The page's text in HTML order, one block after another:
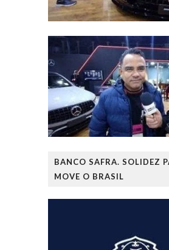
BANCO SAFRA. SOLIDEZ
MOVE O BRASIL